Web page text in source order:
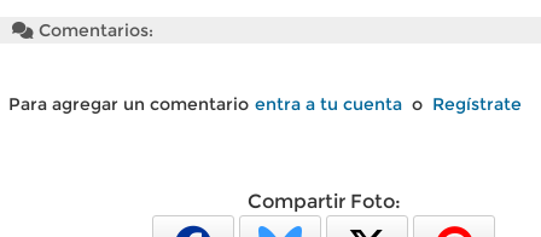
Comentarios:
Para agregar un comentario entra a tu cuenta o Regístrate
Compartir Foto: